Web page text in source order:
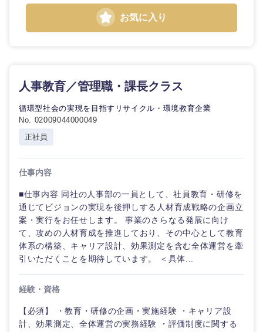
岡山県 広島県
お気に入り
人事教育／管理職・課長クラス
循環型社会の実現を目指すリサイクル・環境教育企業
No. 02009044000049
正社員
仕事内容
■仕事内容 同社の人事部の一員として、社員教育・研修を
通じてビジョンの実現を後押しする人材育成戦略の企画立
案・実行をお任せします。 事業のさらなる発展に向け
て、攻めの人材育成を推進しており、その中心として教育
体系の構築、キャリア設計、効果測定を含む全体運営を牽
引いただくことを期待しています。 ＜具体...
経験・資格
【必須】 ・教育・研修の企画・実施経験 ・キャリア設
計、効果測定、全体運営の実務経験 ・評価制度に関する